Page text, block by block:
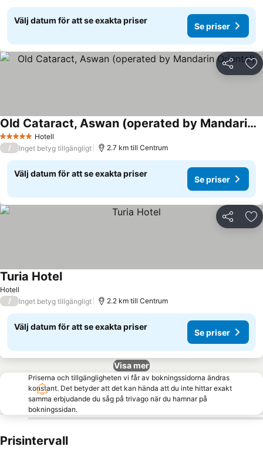
Välj datum för att se exakta priser
Se priser
Dela
5 Stjärnor Hotell
Old Cataract, Aswan (operated by Mandarin Oriental)
Se priser
/ Inget betyg tillgängligt 2.7 km till Centrum
Välj datum för att se exakta priser
Se priser
Dela
Hotell
Turia HotelSe priser
/ Inget betyg tillgängligt 2.2 km till Centrum
Välj datum för att se exakta priser
Se priser
Visa mer
Priserna och tillgängligheten vi får av bokningssidorna ändras
konstant. Det betyder att det kan hända att du inte hittar exakt
samma erbjudande du såg på trivago när du hamnar på
bokningssidan.
Prisintervall